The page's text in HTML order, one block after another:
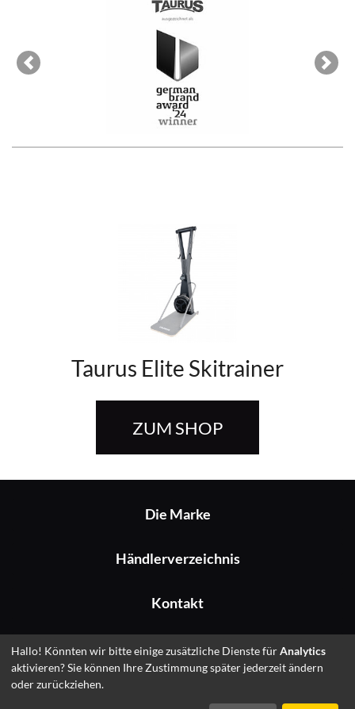
Previous Next
Taurus Elite Skitrainer
ZUM SHOP
Die Marke
Händlerverzeichnis
Kontakt
Impressum
Hallo! Könnten wir bitte einige zusätzliche Dienste fürAnalytics
aktivieren? Sie können Ihre Zustimmung später jederzeit ändern
oder zurückziehen.